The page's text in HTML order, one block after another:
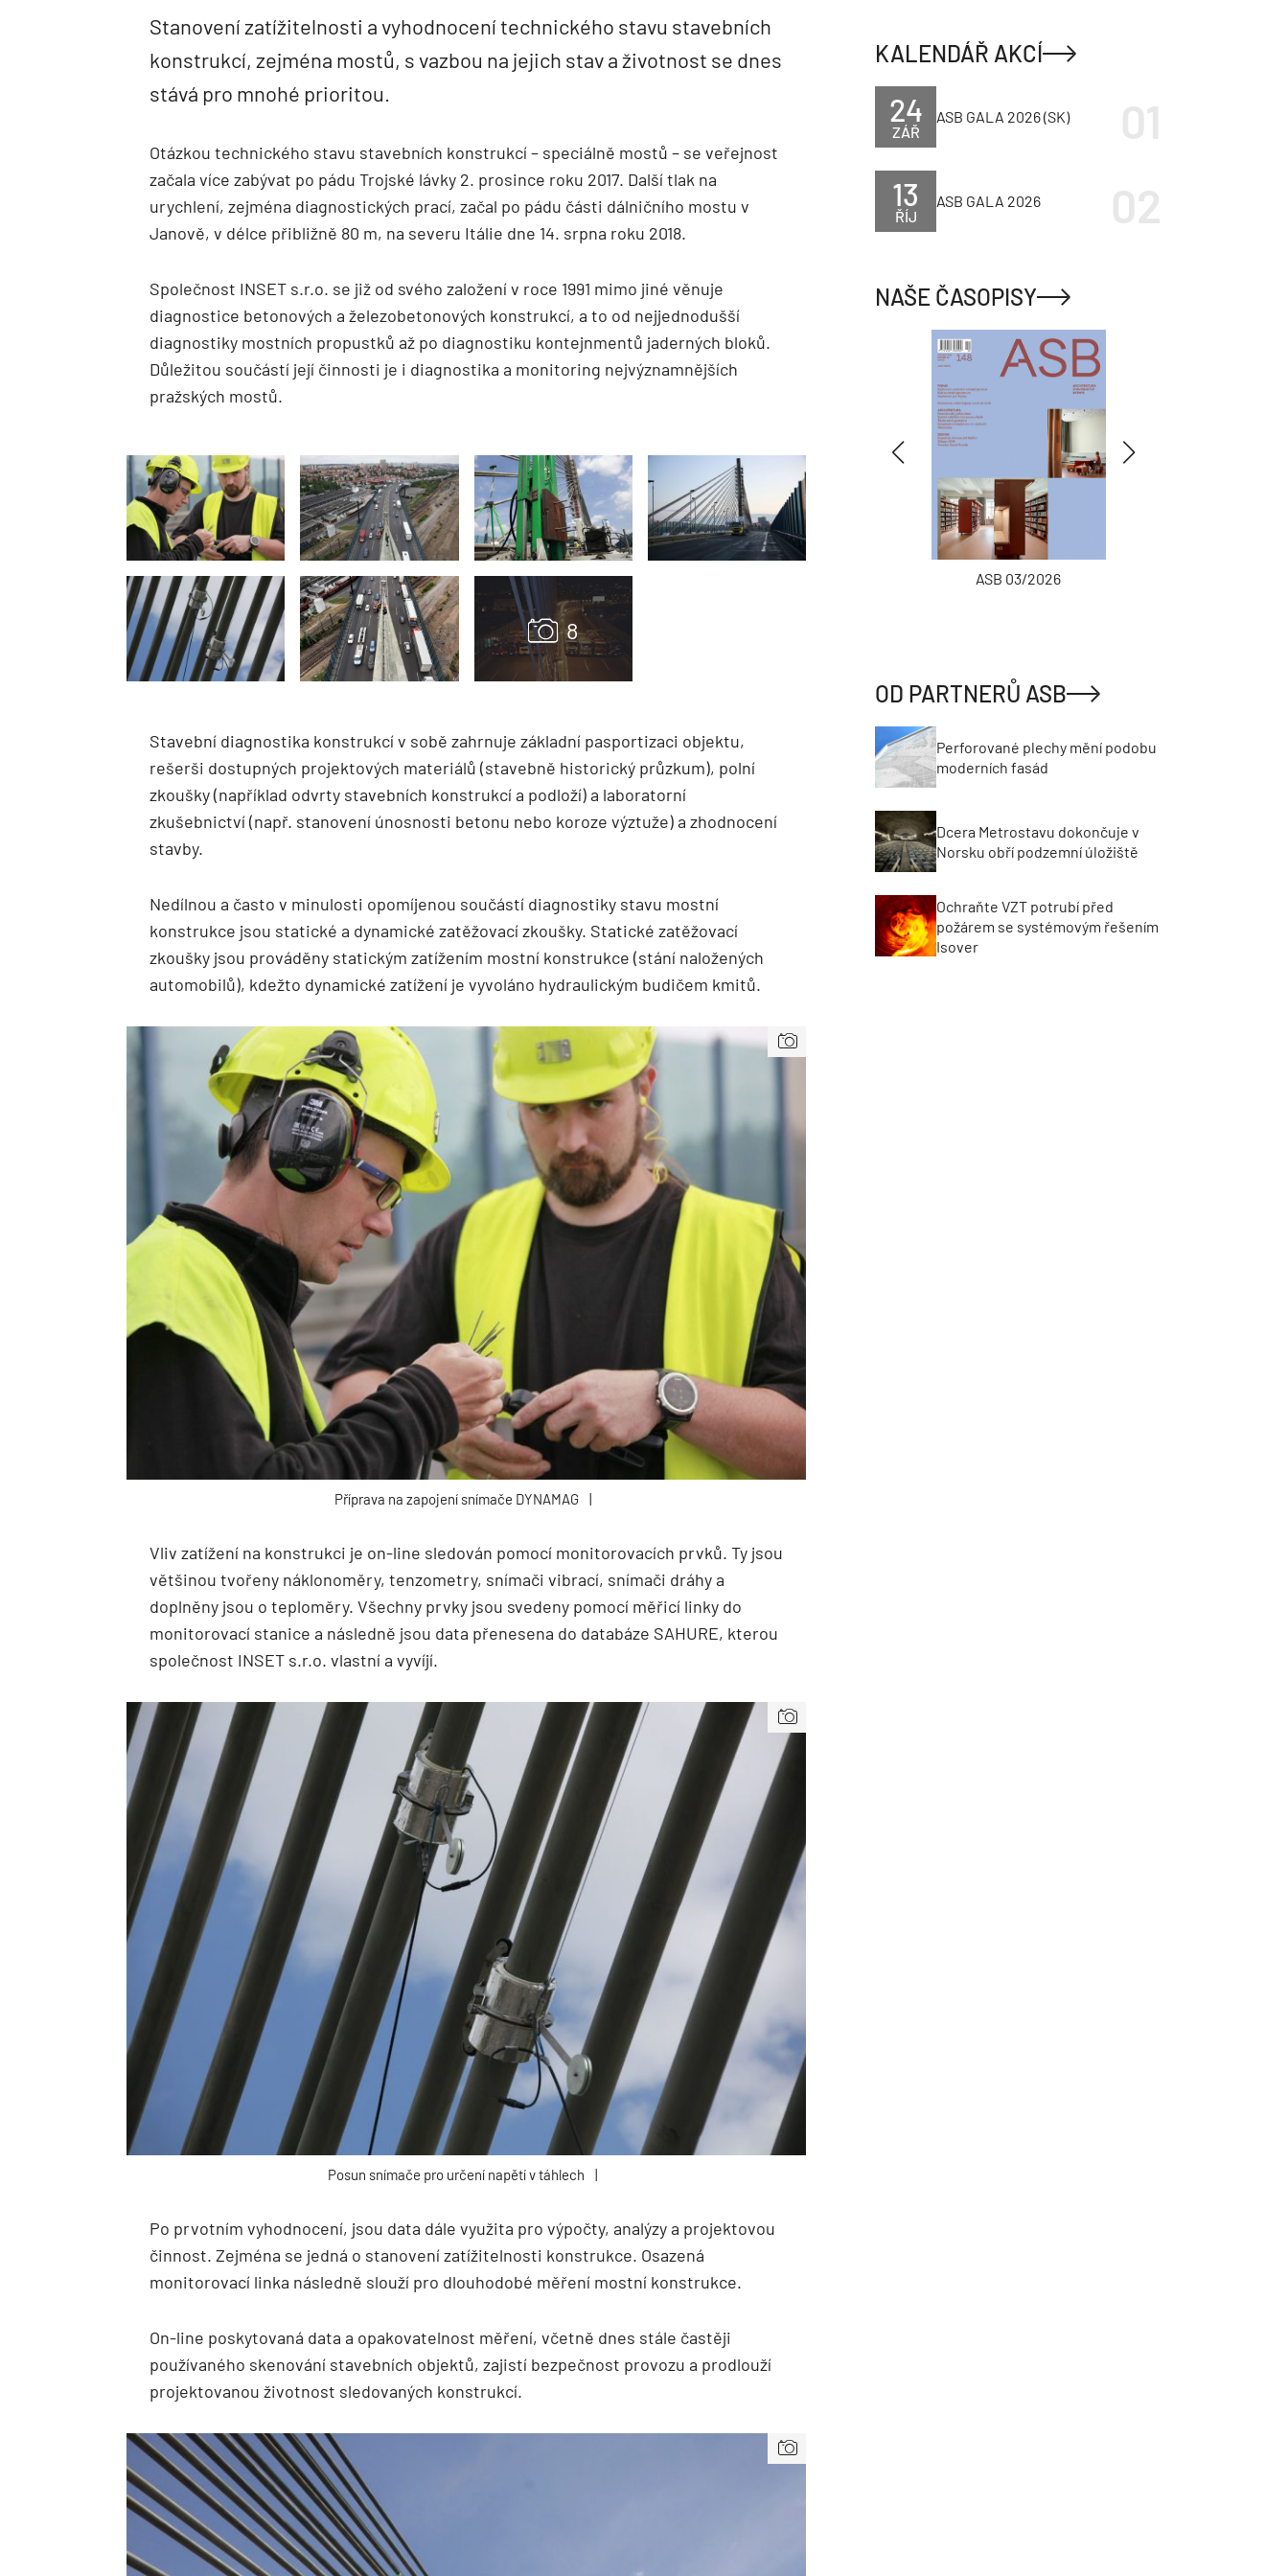
Stanovení zatížitelnosti a vyhodnocení technického stavu stavebních
konstrukcí, zejména mostů, s vazbou na jejich stav a životnost se dnes
stává pro mnohé prioritou.
Otázkou technického stavu stavebních konstrukcí – speciálně mostů – se veřejnost
začala více zabývat po pádu Trojské lávky 2. prosince roku 2017. Další tlak na
urychlení, zejména diagnostických prací, začal po pádu části dálničního mostu v
Janově, v délce přibližně 80 m, na severu Itálie dne 14. srpna roku 2018.
Společnost INSET s.r.o. se již od svého založení v roce 1991 mimo jiné věnuje
diagnostice betonových a železobetonových konstrukcí, a to od nejjednodušší
diagnostiky mostních propustků až po diagnostiku kontejnmentů jaderných bloků.
Důležitou součástí její činnosti je i diagnostika a monitoring nejvýznamnějších
pražských mostů.
Stavební diagnostika konstrukcí v sobě zahrnuje základní pasportizaci objektu,
rešerši dostupných projektových materiálů (stavebně historický průzkum), polní
zkoušky (například odvrty stavebních konstrukcí a podloží) a laboratorní
zkušebnictví (např. stanovení únosnosti betonu nebo koroze výztuže) a zhodnocení
stavby.
Nedílnou a často v minulosti opomíjenou součástí diagnostiky stavu mostní
konstrukce jsou statické a dynamické zatěžovací zkoušky. Statické zatěžovací
zkoušky jsou prováděny statickým zatížením mostní konstrukce (stání naložených
automobilů), kdežto dynamické zatížení je vyvoláno hydraulickým budičem kmitů.
Příprava na zapojení snímače DYNAMAG |
Vliv zatížení na konstrukci je on-line sledován pomocí monitorovacích prvků. Ty jsou
většinou tvořeny náklonoměry, tenzometry, snímači vibrací, snímači dráhy a
doplněny jsou o teploměry. Všechny prvky jsou svedeny pomocí měřicí linky do
monitorovací stanice a následně jsou data přenesena do databáze SAHURE, kterou
společnost INSET s.r.o. vlastní a vyvíjí.
Posun snímače pro určení napětí v táhlech |
Po prvotním vyhodnocení, jsou data dále využita pro výpočty, analýzy a projektovou
činnost. Zejména se jedná o stanovení zatížitelnosti konstrukce. Osazená
monitorovací linka následně slouží pro dlouhodobé měření mostní konstrukce.
On-line poskytovaná data a opakovatelnost měření, včetně dnes stále častěji
používaného skenování stavebních objektů, zajistí bezpečnost provozu a prodlouží
projektovanou životnost sledovaných konstrukcí.
KALENDÁŘ AKCÍ
ZÁŘ
24 ASB GALA 2026 (SK)
ŘÍJ
13 ASB GALA 2026
NAŠE ČASOPISY
ASB 03/2026
OD PARTNERŮ ASB
Perforované plechy mění podobu
moderních fasád
Dcera Metrostavu dokončuje v
Norsku obří podzemní úložiště
Ochraňte VZT potrubí před
požárem se systémovým řešením
Isover